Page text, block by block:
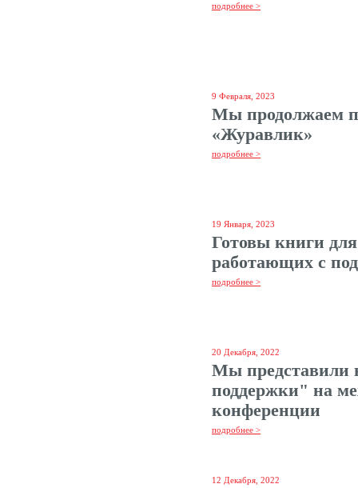
подробнее >
9 Февраля, 2023
Мы продолжаем
«Журавлик»
подробнее >
19 Января, 2023
Готовы книги
работающих с
подробнее >
20 Декабря, 2022
Мы представили
поддержки" на
конференции
подробнее >
12 Декабря, 2022